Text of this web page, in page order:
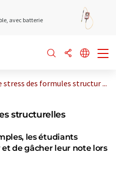
avec batterie
stress des formules structur ...
structurelles
les étudiants
de gâcher leur note lors